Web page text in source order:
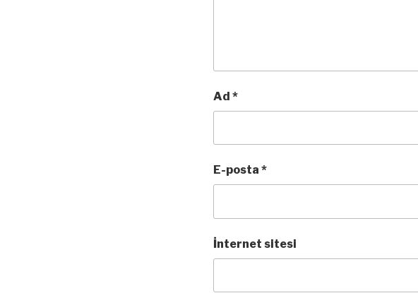
Ad *
E-posta *
İnternet sitesi